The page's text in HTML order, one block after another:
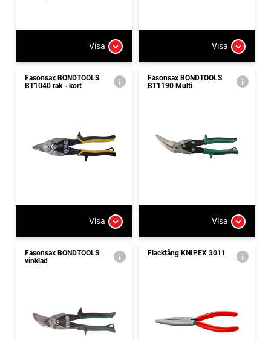
Visa Visa
Fasonsax BONDTOOLS
BT1040 rak - kort
Visa
Fasonsax BONDTOOLS
BT1190 Multi
Visa
Fasonsax BONDTOOLS
vinklad
Flacktång KNIPEX 3011